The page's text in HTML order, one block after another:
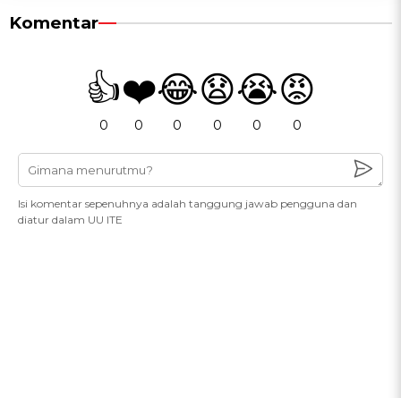
Komentar
👍
0
❤️
0
😂
0
😧
0
😭
0
😡
0
Isi komentar sepenuhnya adalah tanggung jawab pengguna dan
diatur dalam UU ITE